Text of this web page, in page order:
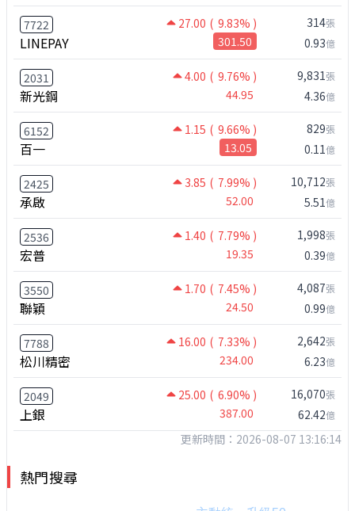
7722 27.00 ( 9.83% )
LINEPAY 301.50
314張
0.93億
2031 4.00 ( 9.76% )
新光鋼 44.95
9,831張
4.36億
6152 1.15 ( 9.66% )
百一 13.05
829張
0.11億
2425 3.85 ( 7.99% )
承啟 52.00
10,712張
5.51億
2536 1.40 ( 7.79% )
宏普 19.35
1,998張
0.39億
3550 1.70 ( 7.45% )
聯穎 24.50
4,087張
0.99億
7788 16.00 ( 7.33% )
松川精密 234.00
2,642張
6.23億
2049 25.00 ( 6.90% )
上銀 387.00
16,070張
62.42億
更新時間：2026-08-07 13:16:14
熱門搜尋